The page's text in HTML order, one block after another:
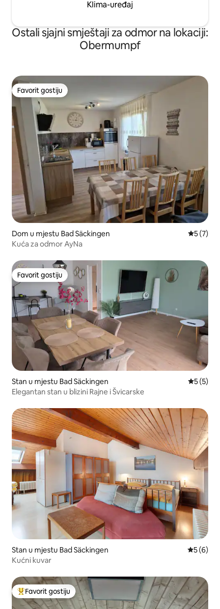
Klima-uređaj
Ostali sjajni smještaji za odmor na lokaciji:
Obermumpf
Favorit gostiju
Favorit gostiju
Dom u mjestu Bad Säckingen
5 (7)
Kuća za odmor AyNa
Favorit gostiju
Favorit gostiju
Stan u mjestu Bad Säckingen
5 (5)
Elegantan stan u blizini Rajne i Švicarske
Stan u mjestu Bad Säckingen
5 (6)
Kućni kuvar
Glavni favorit gostiju
Favorit gostiju